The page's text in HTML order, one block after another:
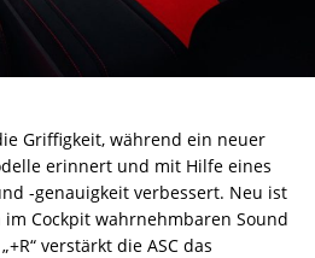
Griffigkeit, während ein neuer
erinnert und mit Hilfe eines
-genauigkeit verbessert. Neu ist
im Cockpit wahrnehmbaren Sound
verstärkt die ASC das